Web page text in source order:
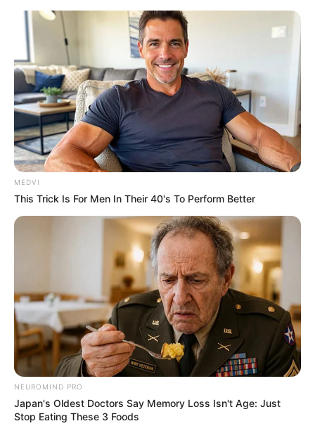
MEDVI
This Trick Is For Men In Their 40's To Perform Better
NEUROMIND PRO
Japan's Oldest Doctors Say Memory Loss Isn't Age: Just
Stop Eating These 3 Foods